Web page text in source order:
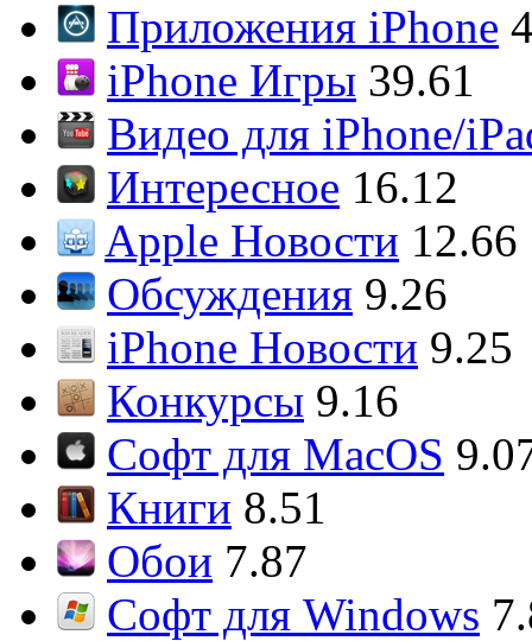
Приложения iPhone
iPhone Игры 39.61
Видео для iPhone/
Интересное 16.12
Apple Новости 12.66
Обсуждения 9.26
iPhone Новости 9.25
Конкурсы 9.16
Софт для MacOS
Книги 8.51
Обои 7.87
Софт для Windows